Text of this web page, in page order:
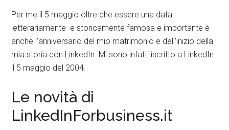
Per me il 5 maggio oltre che essere una data
letterariamente e storicamente famosa e importante è
anche l’anniversario del mio matrimonio e dell’inizio della
mia storia con LinkedIn. Mi sono infatti iscritto a LinkedIn
il 5 maggio del 2004.
Le novità di
LinkedInForbusiness.it